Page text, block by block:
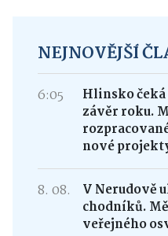
NEJNOVĚJŠÍ
6:05
Hlinsko
závěr roku.
nové
8. 08.
V Nerudově
chodníků.
veřejného